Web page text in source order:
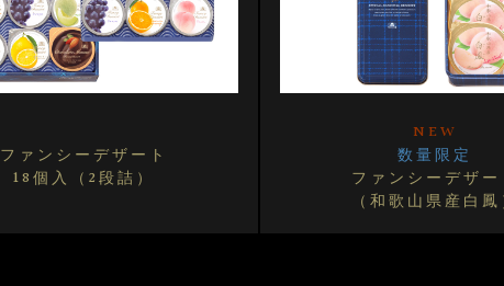
ファンシーデザート
18個入（2段詰）
NEW
数量限定
ファンシーデザ
（和歌山県産白